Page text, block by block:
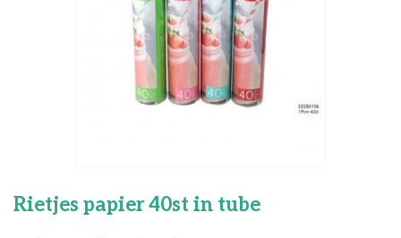
Rietjes papier 40st in tube